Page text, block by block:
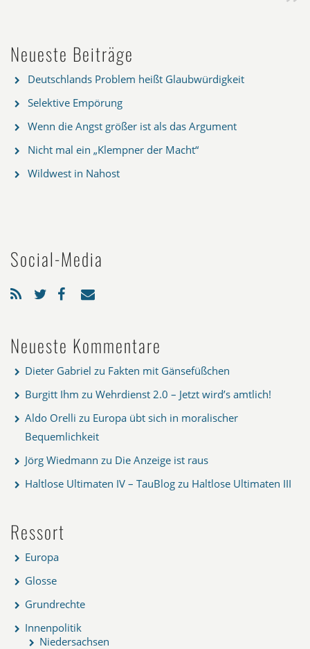
Neueste Beiträge
Deutschlands Problem heißt Glaubwürdigkeit
Selektive Empörung
Wenn die Angst größer ist als das Argument
Nicht mal ein „Klempner der Macht“
Wildwest in Nahost
Social-Media
Neueste Kommentare
Dieter Gabriel zu Fakten mit Gänsefüßchen
Burgitt Ihm zu Wehrdienst 2.0 – Jetzt wird’s amtlich!
Aldo Orelli zu Europa übt sich in moralischer
Bequemlichkeit
Jörg Wiedmann zu Die Anzeige ist raus
Haltlose Ultimaten IV – TauBlog zu Haltlose Ultimaten III
Ressort
Europa
Glosse
Grundrechte
Innenpolitik
Niedersachsen